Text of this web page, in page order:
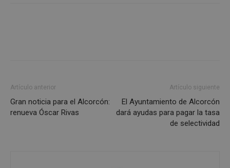
Artículo anterior
Gran noticia para el Alcorcón:
renueva Óscar Rivas
Artículo siguiente
El Ayuntamiento de Alcorcón
dará ayudas para pagar la tasa
de selectividad